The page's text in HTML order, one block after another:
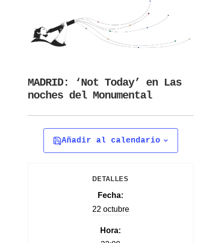
MADRID: ‘Not Today’ en Las
noches del Monumental
Añadir al calendario
DETALLES
Fecha:
22 octubre
Hora: